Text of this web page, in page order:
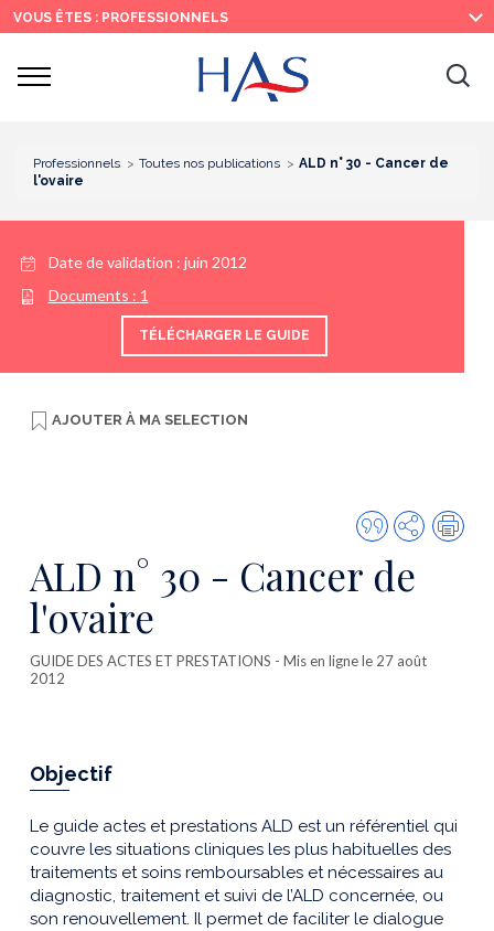
Recherche
Menu
principal
Contenu
principal
VOUS ÊTES : PROFESSIONNELS
Ouvrir
Professionnels Toutes nos publications
ALD n° 30 - Cancer de
l'ovaire
Date de validation : juin 2012
Documents : 1
TÉLÉCHARGER LE GUIDE
AJOUTER À MA SELECTION
Citer
cette
publication
Partager
ALD n° 30 - Cancer de
l'ovaire
GUIDE DES ACTES ET PRESTATIONS - Mis en ligne le 27 août
2012
Objectif
Le guide actes et prestations ALD est un référentiel qui
couvre les situations cliniques les plus habituelles des
traitements et soins remboursables et nécessaires au
diagnostic, traitement et suivi de l’ALD concernée, ou
son renouvellement. Il permet de faciliter le dialogue